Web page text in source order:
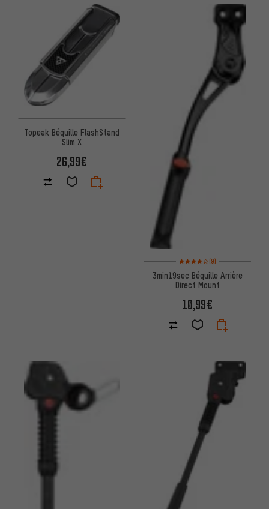
Topeak Béquille FlashStand
Slim X
26,99€
Note moyenne : 4 sur 5
(9)
3min19sec Béquille Arrière
Direct Mount
10,99€